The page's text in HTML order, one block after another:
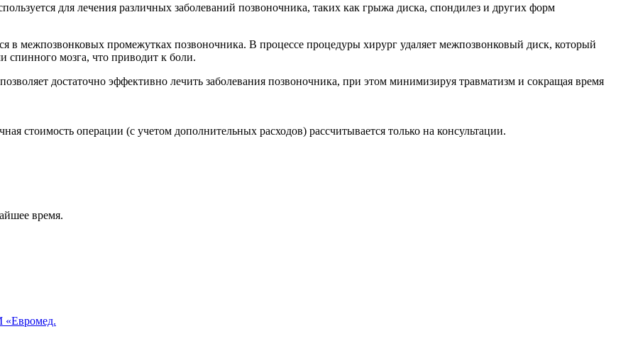
для лечения различных заболеваний позвоночника, таких как грыжа диска, спондилез и других форм
в межпозвонковых промежутках позвоночника. В процессе процедуры хирург удаляет межпозвонковый диск, который
спинного мозга, что приводит к боли.
достаточно эффективно лечить заболевания позвоночника, при этом минимизируя травматизм и сокращая время
стоимость операции (с учетом дополнительных расходов) рассчитывается только на консультации.
время.